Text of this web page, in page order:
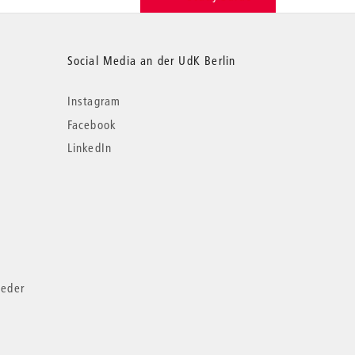
Social Media an der UdK Berlin
Instagram
Facebook
LinkedIn